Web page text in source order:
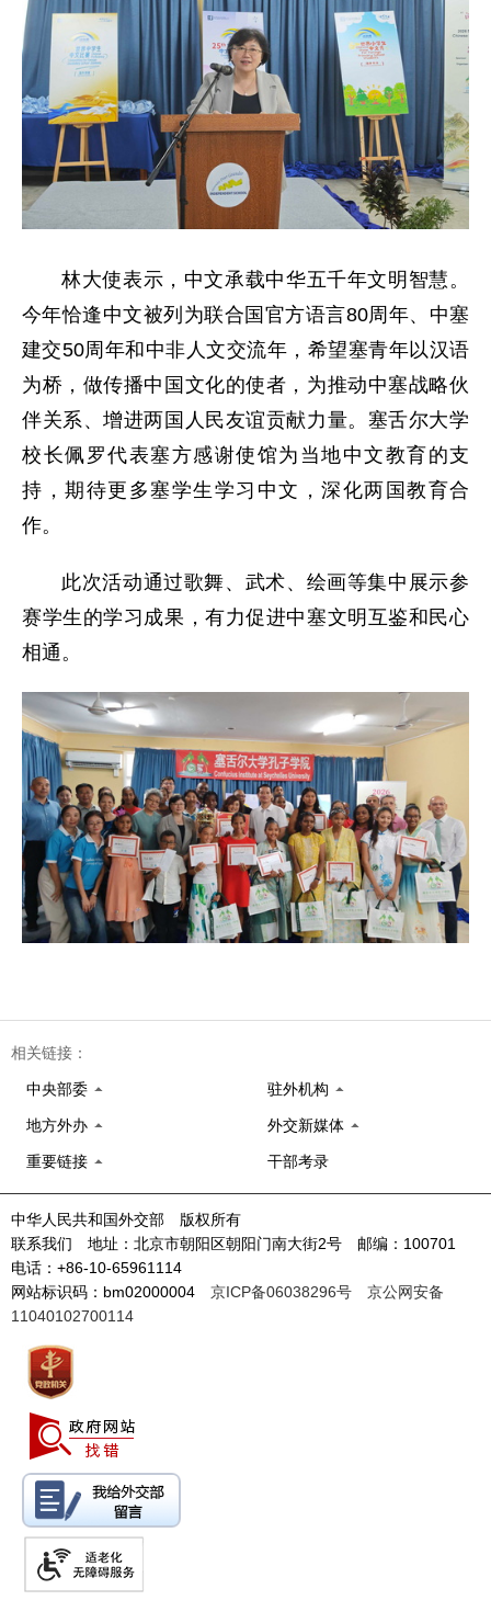
林大使表示，中文承载中华五千年文明智慧。
今年恰逢中文被列为联合国官方语言80周年、中塞
建交50周年和中非人文交流年，希望塞青年以汉语
为桥，做传播中国文化的使者，为推动中塞战略伙
伴关系、增进两国人民友谊贡献力量。塞舌尔大学
校长佩罗代表塞方感谢使馆为当地中文教育的支
持，期待更多塞学生学习中文，深化两国教育合
作。
此次活动通过歌舞、武术、绘画等集中展示参
赛学生的学习成果，有力促进中塞文明互鉴和民心
相通。
相关链接：
中央部委 驻外机构
地方外办 外交新媒体
重要链接 干部考录
中华人民共和国外交部 版权所有
联系我们 地址：北京市朝阳区朝阳门南大街2号 邮编：100701
电话：+86-10-65961114
网站标识码：bm02000004 京ICP备06038296号
京公网安备
11040102700114